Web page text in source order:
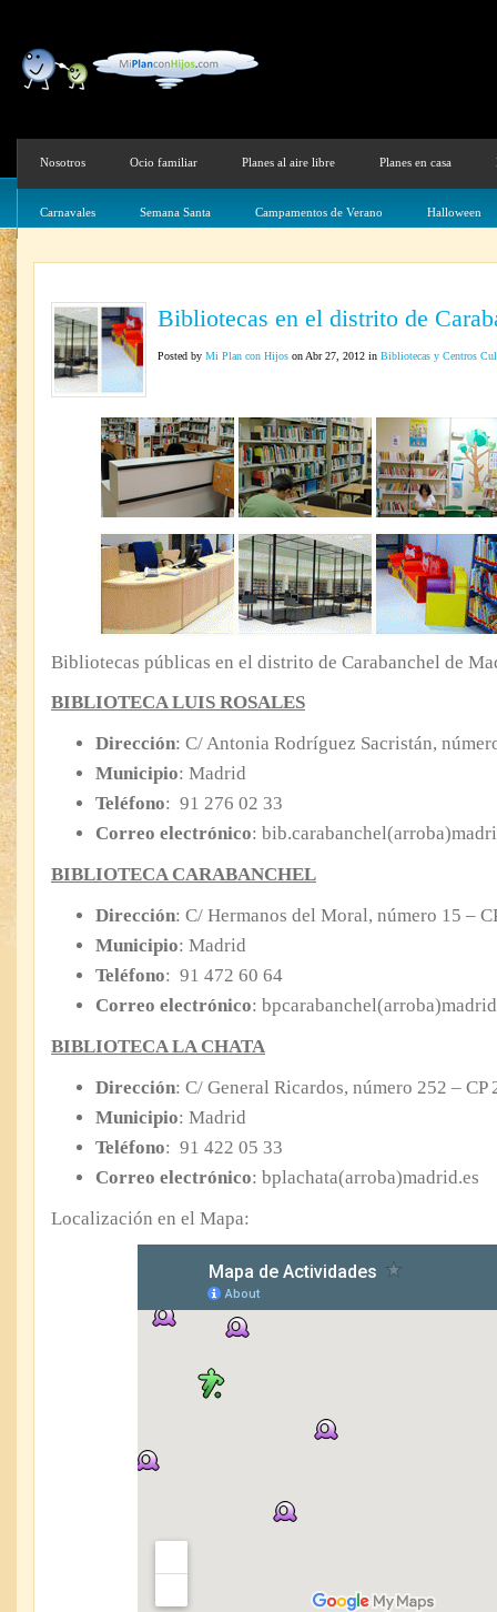
Nosotros Ocio familiar Planes al aire libre Planes en casa
Carnavales Semana Santa Campamentos de Verano Halloween
Bibliotecas en el distrito de
Posted by Mi Plan con Hijos on Abr 27, 2012 in Bibliotecas y Centros
Bibliotecas públicas en el distrito de Carabanchel de
BIBLIOTECA LUIS ROSALES
Dirección: C/ Antonia Rodríguez Sacristán,
Municipio: Madrid
Teléfono: 91 276 02 33
Correo electrónico:
BIBLIOTECA CARABANCHEL
Dirección: C/ Hermanos del Moral, número 15 –
Municipio: Madrid
Teléfono: 91 472 60 64
Correo electrónico:
BIBLIOTECA LA CHATA
Dirección: C/ General Ricardos, número 252 – CP
Municipio: Madrid
Teléfono: 91 422 05 33
Correo electrónico: bplachata(arroba)madrid.es
Localización en el Mapa: